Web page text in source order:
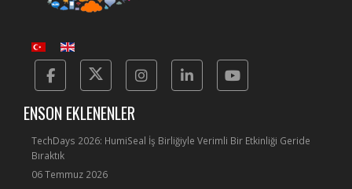
FacebookTwitterInstagramLinkedinYotube
ENSON EKLENENLER
TechDays 2026: HumiSeal İş Birliğiyle Verimli Bir Etkinliği Geride
Bıraktık
06 Temmuz 2026